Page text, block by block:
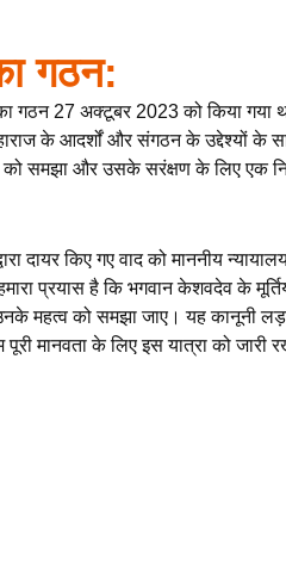
गठन:
गठन 27 अक्टूबर 2023 को किया गया
के आदर्शों और संगठन के उद्देश्यों के
को समझा और उसके सरंक्षण के लिए एक
दायर किए गए वाद को माननीय
प्रयास है कि भगवान केशवदेव के
महत्व को समझा जाए। यह कानूनी
पूरी मानवता के लिए इस यात्रा को